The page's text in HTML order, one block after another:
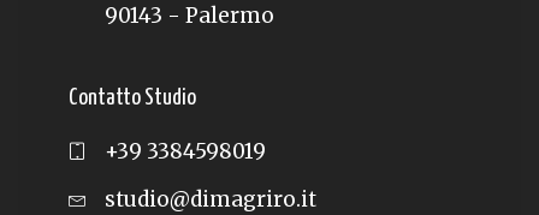
90143 - Palermo
Contatto Studio
+39 3384598019
studio@dimagriro.it